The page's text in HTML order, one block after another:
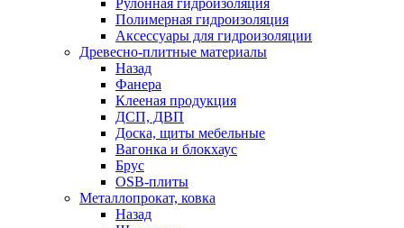
Рулонная гидроизоляция
Полимерная гидроизоляция
Аксессуары для гидроизоляции
Древесно-плитные материалы
Назад
Фанера
Клееная продукция
ДСП, ДВП
Доска, щиты мебельные
Вагонка и блокхаус
Брус
OSB-плиты
Металлопрокат, ковка
Назад